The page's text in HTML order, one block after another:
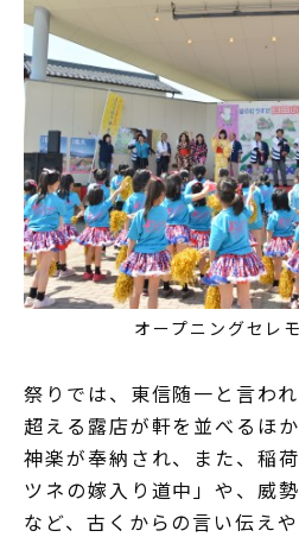
オープニングセレ
祭りでは、東信随一と言わ
超える露店が軒を並べるほ
神楽が奉納され、また、稲
ツネの嫁入り道中」や、威
など、古くからの言い伝え